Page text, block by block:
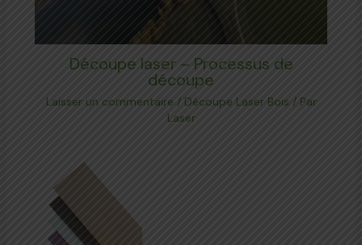
Découpe laser – Processus de
découpe
Laisser un commentaire / Découpe Laser Bois / Par
Laser